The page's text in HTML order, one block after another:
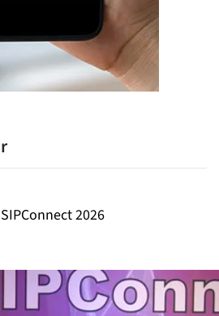
2026